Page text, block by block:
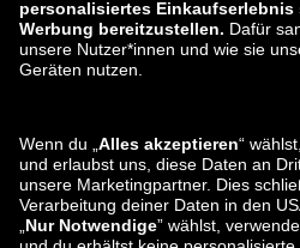
Widerruf
Karriere
Produktsicherheit
Zahlungsarten